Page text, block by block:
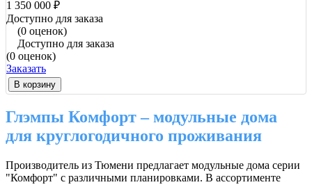
1 350 000 ₽
Доступно для заказа
(0 оценок)
Доступно для заказа
(0 оценок)
Заказать
В корзину
Глэмпы Комфорт – модульные дома
для круглогодичного проживания
Производитель из Тюмени предлагает модульные дома серии
"Комфорт" с различными планировками. В ассортименте